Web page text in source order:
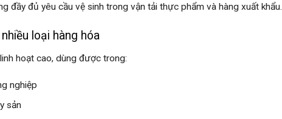
đầy đủ yêu cầu vệ sinh trong vận tải thực phẩm và hàng xuất khẩu.
loại hàng hóa
hoạt cao, dùng được trong:
nghiệp
sản